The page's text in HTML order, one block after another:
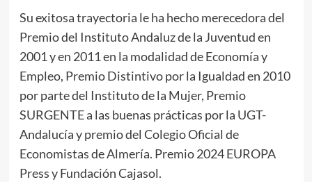
Su exitosa trayectoria le ha hecho merecedora del
Premio del Instituto Andaluz de la Juventud en
2001 y en 2011 en la modalidad de Economía y
Empleo, Premio Distintivo por la Igualdad en 2010
por parte del Instituto de la Mujer, Premio
SURGENTE a las buenas prácticas por la UGT-
Andalucía y premio del Colegio Oficial de
Economistas de Almería. Premio 2024 EUROPA
Press y Fundación Cajasol.